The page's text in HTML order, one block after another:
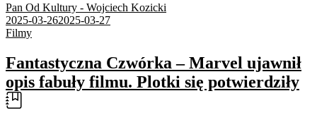
Pan Od Kultury - Wojciech Kozicki
2025-03-262025-03-27
Filmy
Fantastyczna Czwórka – Marvel ujawnił
opis fabuły filmu. Plotki się potwierdziły